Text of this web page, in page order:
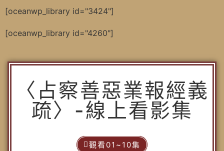
[oceanwp_library id="3424"]
[oceanwp_library id="4260"]
〈占察善惡業報經義
疏〉-線上看影集
觀看01~10集